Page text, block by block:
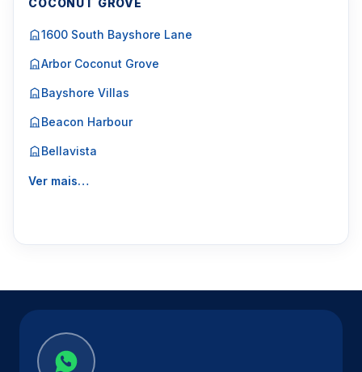
COCONUT GROVE
1600 South Bayshore Lane
Arbor Coconut Grove
Bayshore Villas
Beacon Harbour
Bellavista
Ver mais…